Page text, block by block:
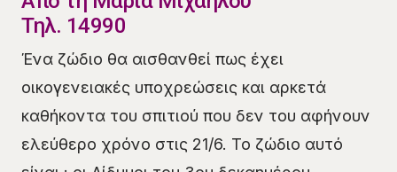
Τηλ. 14990
​​Ένα ζώδιο θα αισθανθεί πως έχει
οικογενειακές υποχρεώσεις και αρκετά
καθήκοντα του σπιτιού που δεν του αφήνουν
ελεύθερο χρόνο στις 21/6. Το ζώδιο αυτό